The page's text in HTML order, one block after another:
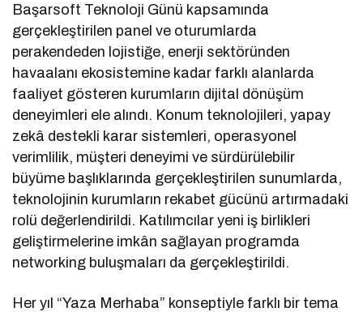
Başarsoft Teknoloji Günü kapsamında
gerçekleştirilen panel ve oturumlarda
perakendeden lojistiğe, enerji sektöründen
havaalanı ekosistemine kadar farklı alanlarda
faaliyet gösteren kurumların dijital dönüşüm
deneyimleri ele alındı. Konum teknolojileri, yapay
zekâ destekli karar sistemleri, operasyonel
verimlilik, müşteri deneyimi ve sürdürülebilir
büyüme başlıklarında gerçekleştirilen sunumlarda,
teknolojinin kurumların rekabet gücünü artırmadaki
rolü değerlendirildi. Katılımcılar yeni iş birlikleri
geliştirmelerine imkân sağlayan programda
networking buluşmaları da gerçekleştirildi.
Her yıl “Yaza Merhaba” konseptiyle farklı bir tema